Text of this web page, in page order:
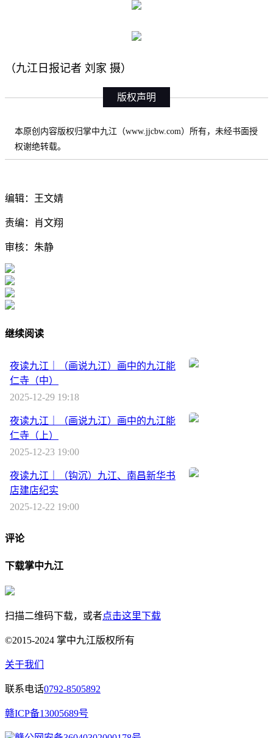
（九江日报记者 刘家 摄）
版权声明
本原创内容版权归掌中九江（www.jjcbw.com）所有，未经书面授
权谢绝转载。
编辑：王文婧
责编：肖文翔
审核：朱静
继续阅读
夜读九江｜（画说九江）画中的九江能
仁寺（中）
2025-12-29 19:18
夜读九江｜（画说九江）画中的九江能
仁寺（上）
2025-12-23 19:00
夜读九江｜（钩沉）九江、南昌新华书
店建店纪实
2025-12-22 19:00
评论
下载掌中九江
扫描二维码下载，或者点击这里下载
©2015-2024 掌中九江版权所有
关于我们
联系电话0792-8505892
赣ICP备13005689号